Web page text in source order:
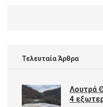
Τελευταία Άρθρα
Λουτρά
4